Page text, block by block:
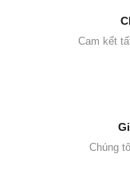
Cam kết
Chúng